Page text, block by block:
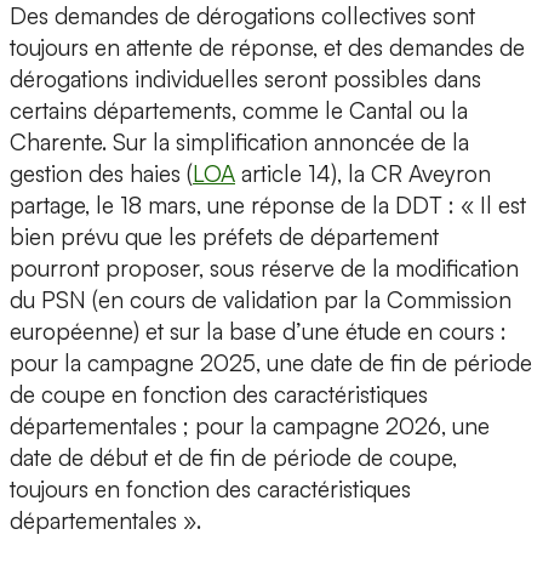
Des demandes de dérogations collectives sont
toujours en attente de réponse, et des demandes de
dérogations individuelles seront possibles dans
certains départements, comme le Cantal ou la
Charente. Sur la simplification annoncée de la
gestion des haies (LOA article 14), la CR Aveyron
partage, le 18 mars, une réponse de la DDT : « Il est
bien prévu que les préfets de département
pourront proposer, sous réserve de la modification
du PSN (en cours de validation par la Commission
européenne) et sur la base d’une étude en cours :
pour la campagne 2025, une date de fin de période
de coupe en fonction des caractéristiques
départementales ; pour la campagne 2026, une
date de début et de fin de période de coupe,
toujours en fonction des caractéristiques
départementales ».